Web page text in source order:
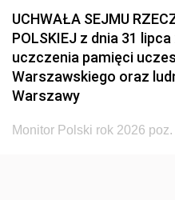
UCHWAŁA SEJMU
POLSKIEJ z dnia 31
uczczenia pamięci
Warszawskiego oraz
Warszawy
Monitor Polski rok 2026 poz.